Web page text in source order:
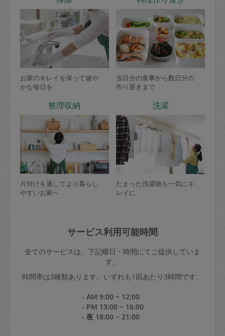
お家のキレイを保って健や
かな毎日を
当日分の食事から数日分の
作り置きまで
整理収納
片付けを通してより暮らし
やすいお家へ
洗濯
たまった洗濯物も一気にキ
レイに
サービス利用可能時間
全てのサービスは、下記曜日・時間にてご提供していま
す。
時間帯は3種類あります。いずれも1回あたり3時間です。
- AM 9:00 ~ 12:00
- PM 13:00 ~ 16:00
- 夜 18:00 ~ 21:00